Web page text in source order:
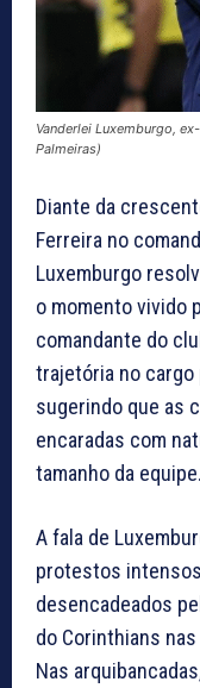
Vanderlei Luxemburgo,
Palmeiras)
Diante da
Ferreira no
Luxemburgo
o momento vivido
comandante do
trajetória no cargo
sugerindo que as
encaradas com
tamanho da equipe.
A fala de
protestos
desencadeados
do Corinthians
Nas